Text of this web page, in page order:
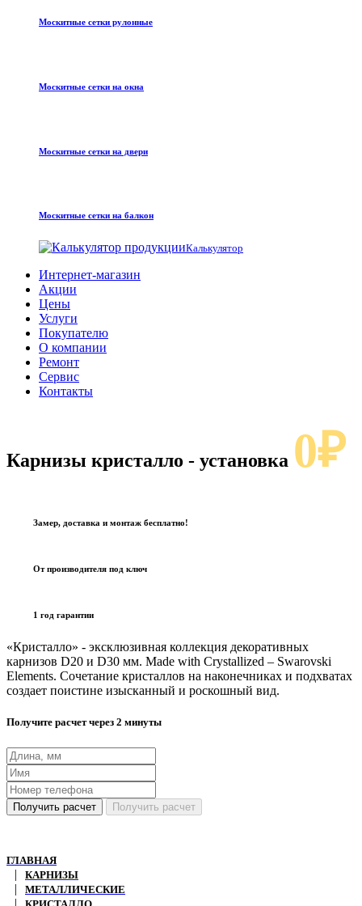
Москитные сетки рулонные
Москитные сетки на окна
Москитные сетки на двери
Москитные сетки на балкон
Калькулятор
Интернет-магазин
Акции
Цены
Услуги
Покупателю
О компании
Ремонт
Сервис
Контакты
Карнизы кристалло - установка 0₽
Замер, доставка и монтаж бесплатно!
От производителя под ключ
1 год гарантии
«Кристалло» - эксклюзивная коллекция декоративных
карнизов D20 и D30 мм. Made with Crystallized – Swarovski
Elements. Сочетание кристаллов на наконечниках и подхватах
создает поистине изысканный и роскошный вид.
Получите расчет через 2 минуты
Получить расчет Получить расчет
ГЛАВНАЯ
КАРНИЗЫ
МЕТАЛЛИЧЕСКИЕ